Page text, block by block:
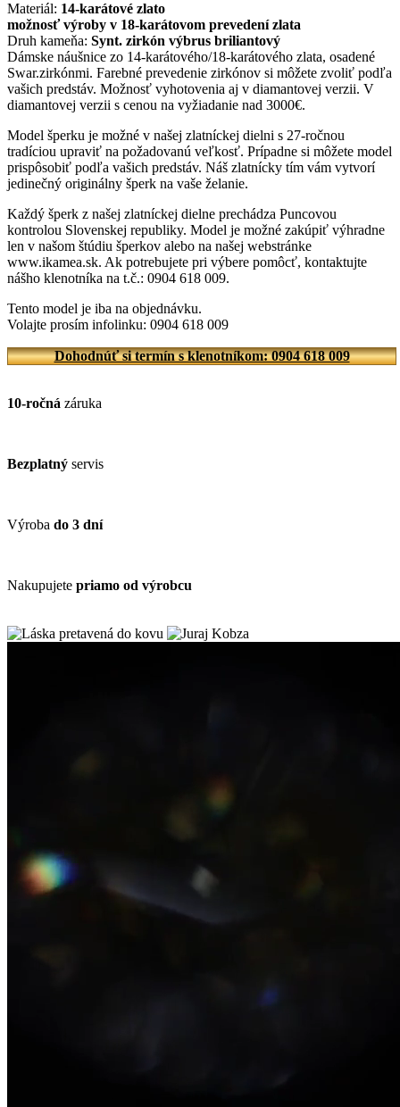
Materiál: 14-karátové zlato
možnosť výroby v 18-karátovom prevedení zlata
Druh kameňa: Synt. zirkón výbrus briliantový
Dámske náušnice zo 14-karátového/18-karátového zlata, osadené
Swar.zirkónmi. Farebné prevedenie zirkónov si môžete zvoliť podľa
vašich predstáv. Možnosť vyhotovenia aj v diamantovej verzii. V
diamantovej verzii s cenou na vyžiadanie nad 3000€.
Model šperku je možné v našej zlatníckej dielni s 27-ročnou
tradíciou upraviť na požadovanú veľkosť. Prípadne si môžete model
prispôsobiť podľa vašich predstáv. Náš zlatnícky tím vám vytvorí
jedinečný originálny šperk na vaše želanie.
Každý šperk z našej zlatníckej dielne prechádza Puncovou
kontrolou Slovenskej republiky. Model je možné zakúpiť výhradne
len v našom štúdiu šperkov alebo na našej webstránke
www.ikamea.sk. Ak potrebujete pri výbere pomôcť, kontaktujte
nášho klenotníka na t.č.: 0904 618 009.
Tento model je iba na objednávku.
Volajte prosím infolinku: 0904 618 009
Dohodnúť si termín s klenotníkom: 0904 618 009
10-ročná záruka
Bezplatný servis
Výroba do 3 dní
Nakupujete priamo od výrobcu